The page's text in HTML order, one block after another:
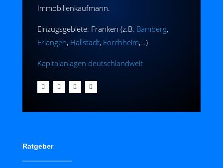
Immobilienkaufmann.
Einzugsgebiete: Franken (z.B. Bamberg,
Erlangen, Hallstadt, Forchheim,…)
Kapitalanlagen deutschlandweit
Ratgeber